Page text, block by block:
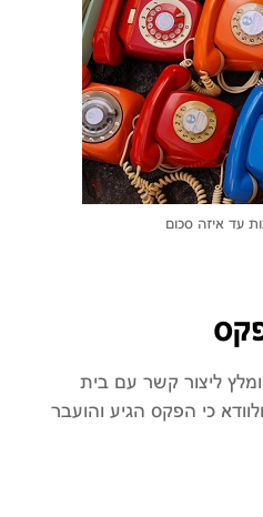
עד איזה סכום
ליצור קשר עם בית
כי הפקס הגיע והועבר